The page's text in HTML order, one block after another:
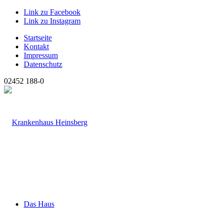
Link zu Facebook
Link zu Instagram
Startseite
Kontakt
Impressum
Datenschutz
02452 188-0
Das Haus